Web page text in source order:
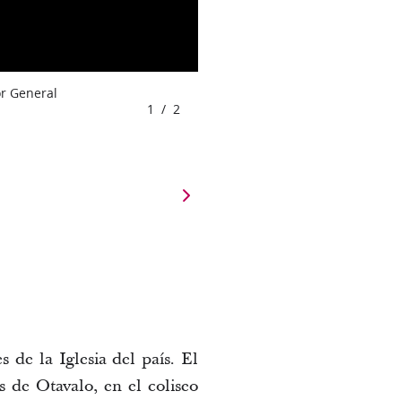
General
1 / 2
de la Iglesia del país. El
de Otavalo, en el coliseo